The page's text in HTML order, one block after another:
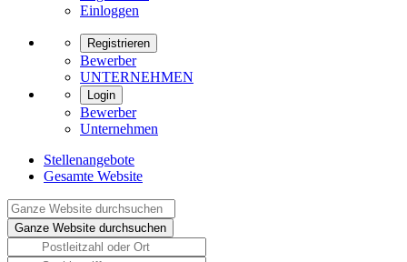
Einloggen
Registrieren
Bewerber
UNTERNEHMEN
Login
Bewerber
Unternehmen
Stellenangebote
Gesamte Website